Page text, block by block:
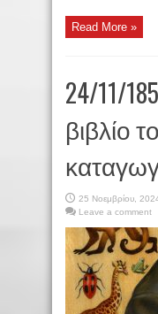
Read More »
24/11/
βιβλίο
25 Νοεμβρίου,
Leave a comment